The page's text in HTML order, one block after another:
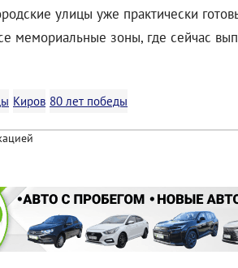
улицы уже практически
мемориальные зоны, где сейчас
Киров 80 лет победы